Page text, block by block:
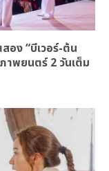
อง “บีเวอร์-ต้น
าพยนตร์ 2 วันเต็ม